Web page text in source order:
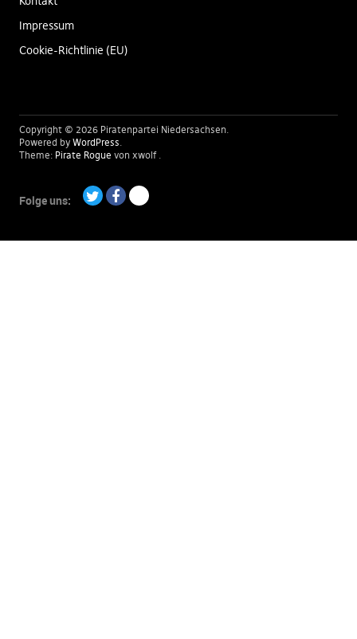
Impressum
Cookie-Richtlinie (EU)
Copyright © 2026 Piratenpartei Niedersachsen
Powered by WordPress
Theme: Pirate Rogue von xwolf
Folge uns: